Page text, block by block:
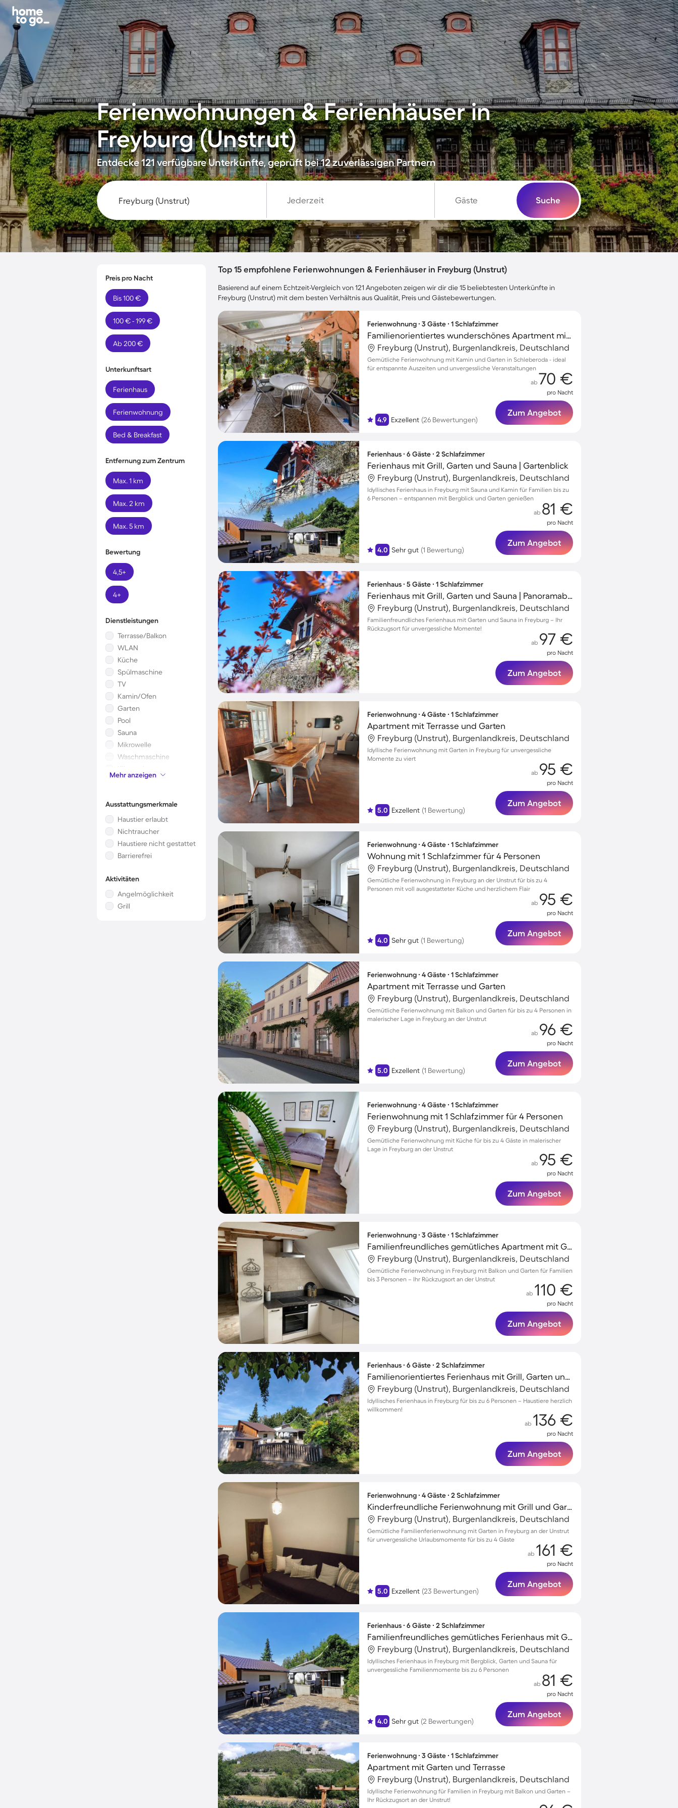
Ferienwohnungen & Ferienhäuser in
Freyburg (Unstrut)
Entdecke 121 verfügbare Unterkünfte, geprüft bei 12 zuverlässigen Partnern
Jederzeit Gäste Suche
Preis pro Nacht
Bis 100 €
100 € - 199 €
Ab 200 €
Unterkunftsart
Ferienhaus
Ferienwohnung
Bed & Breakfast
Entfernung zum Zentrum
Max. 1 km
Max. 2 km
Max. 5 km
Bewertung
4,5+
4+
Dienstleistungen
Terrasse/Balkon
WLAN
Küche
Spülmaschine
TV
Kamin/Ofen
Garten
Pool
Sauna
Mikrowelle
Waschmaschine
Klimaanlage
Kinderbett
Mehr anzeigen
Ausstattungsmerkmale
Haustier erlaubt
Nichtraucher
Haustiere nicht gestattet
Barrierefrei
Aktivitäten
Angelmöglichkeit
Grill
Top 15 empfohlene Ferienwohnungen & Ferienhäuser in Freyburg (Unstrut)
Basierend auf einem Echtzeit-Vergleich von 121 Angeboten zeigen wir dir die 15 beliebtesten Unterkünfte in
Freyburg (Unstrut) mit dem besten Verhältnis aus Qualität, Preis und Gästebewertungen.
Ferienwohnung ∙ 3 Gäste ∙ 1 Schlafzimmer
Familienorientiertes wunderschönes Apartment mit Garten, schnellem Internet und Terrasse | Bergblick
Freyburg (Unstrut), Burgenlandkreis, Deutschland
Gemütliche Ferienwohnung mit Kamin und Garten in Schleberoda - ideal
für entspannte Auszeiten und unvergessliche Veranstaltungen
4.9 Exzellent (26 Bewertungen)
ab 70 €
pro Nacht
Zum Angebot
Ferienhaus ∙ 6 Gäste ∙ 2 Schlafzimmer
Ferienhaus mit Grill, Garten und Sauna | Gartenblick
Freyburg (Unstrut), Burgenlandkreis, Deutschland
Idyllisches Ferienhaus in Freyburg mit Sauna und Kamin für Familien bis zu
6 Personen – entspannen mit Bergblick und Garten genießen
4.0 Sehr gut (1 Bewertung)
ab 81 €
pro Nacht
Zum Angebot
Ferienhaus ∙ 5 Gäste ∙ 1 Schlafzimmer
Ferienhaus mit Grill, Garten und Sauna | Panoramablick
Freyburg (Unstrut), Burgenlandkreis, Deutschland
Familienfreundliches Ferienhaus mit Garten und Sauna in Freyburg – Ihr
Rückzugsort für unvergessliche Momente!
ab 97 €
pro Nacht
Zum Angebot
Ferienwohnung ∙ 4 Gäste ∙ 1 Schlafzimmer
Apartment mit Terrasse und Garten
Freyburg (Unstrut), Burgenlandkreis, Deutschland
Idyllische Ferienwohnung mit Garten in Freyburg für unvergessliche
Momente zu viert
5.0 Exzellent (1 Bewertung)
ab 95 €
pro Nacht
Zum Angebot
Ferienwohnung ∙ 4 Gäste ∙ 1 Schlafzimmer
Wohnung mit 1 Schlafzimmer für 4 Personen
Freyburg (Unstrut), Burgenlandkreis, Deutschland
Gemütliche Ferienwohnung in Freyburg an der Unstrut für bis zu 4
Personen mit voll ausgestatteter Küche und herzlichem Flair
4.0 Sehr gut (1 Bewertung)
ab 95 €
pro Nacht
Zum Angebot
Ferienwohnung ∙ 4 Gäste ∙ 1 Schlafzimmer
Apartment mit Terrasse und Garten
Freyburg (Unstrut), Burgenlandkreis, Deutschland
Gemütliche Ferienwohnung mit Balkon und Garten für bis zu 4 Personen in
malerischer Lage in Freyburg an der Unstrut
5.0 Exzellent (1 Bewertung)
ab 96 €
pro Nacht
Zum Angebot
Ferienwohnung ∙ 4 Gäste ∙ 1 Schlafzimmer
Ferienwohnung mit 1 Schlafzimmer für 4 Personen
Freyburg (Unstrut), Burgenlandkreis, Deutschland
Gemütliche Ferienwohnung mit Küche für bis zu 4 Gäste in malerischer
Lage in Freyburg an der Unstrut
ab 95 €
pro Nacht
Zum Angebot
Ferienwohnung ∙ 3 Gäste ∙ 1 Schlafzimmer
Familienfreundliches gemütliches Apartment mit Garten und Terrasse | Ideal für Homeoffice
Freyburg (Unstrut), Burgenlandkreis, Deutschland
Gemütliche Ferienwohnung in Freyburg mit Balkon und Garten für Familien
bis 3 Personen – Ihr Rückzugsort an der Unstrut
ab 110 €
pro Nacht
Zum Angebot
Ferienhaus ∙ 6 Gäste ∙ 2 Schlafzimmer
Familienorientiertes Ferienhaus mit Grill, Garten und Sauna | Haustiere erlaubt
Freyburg (Unstrut), Burgenlandkreis, Deutschland
Idyllisches Ferienhaus in Freyburg für bis zu 6 Personen – Haustiere herzlich
willkommen!
ab 136 €
pro Nacht
Zum Angebot
Ferienwohnung ∙ 4 Gäste ∙ 2 Schlafzimmer
Kinderfreundliche Ferienwohnung mit Grill und Garten
Freyburg (Unstrut), Burgenlandkreis, Deutschland
Gemütliche Familienferienwohnung mit Garten in Freyburg an der Unstrut
für unvergessliche Urlaubsmomente für bis zu 4 Gäste
5.0 Exzellent (23 Bewertungen)
ab 161 €
pro Nacht
Zum Angebot
Ferienhaus ∙ 6 Gäste ∙ 2 Schlafzimmer
Familienfreundliches gemütliches Ferienhaus mit Grill, Sauna und Garten | Bergblick
Freyburg (Unstrut), Burgenlandkreis, Deutschland
Idyllisches Ferienhaus in Freyburg mit Bergblick, Garten und Sauna für
unvergessliche Familienmomente bis zu 6 Personen
4.0 Sehr gut (2 Bewertungen)
ab 81 €
pro Nacht
Zum Angebot
Ferienwohnung ∙ 3 Gäste ∙ 1 Schlafzimmer
Apartment mit Garten und Terrasse
Freyburg (Unstrut), Burgenlandkreis, Deutschland
Idyllische Ferienwohnung für Familien in Freyburg mit Balkon und Garten –
Ihr Rückzugsort an der Unstrut!